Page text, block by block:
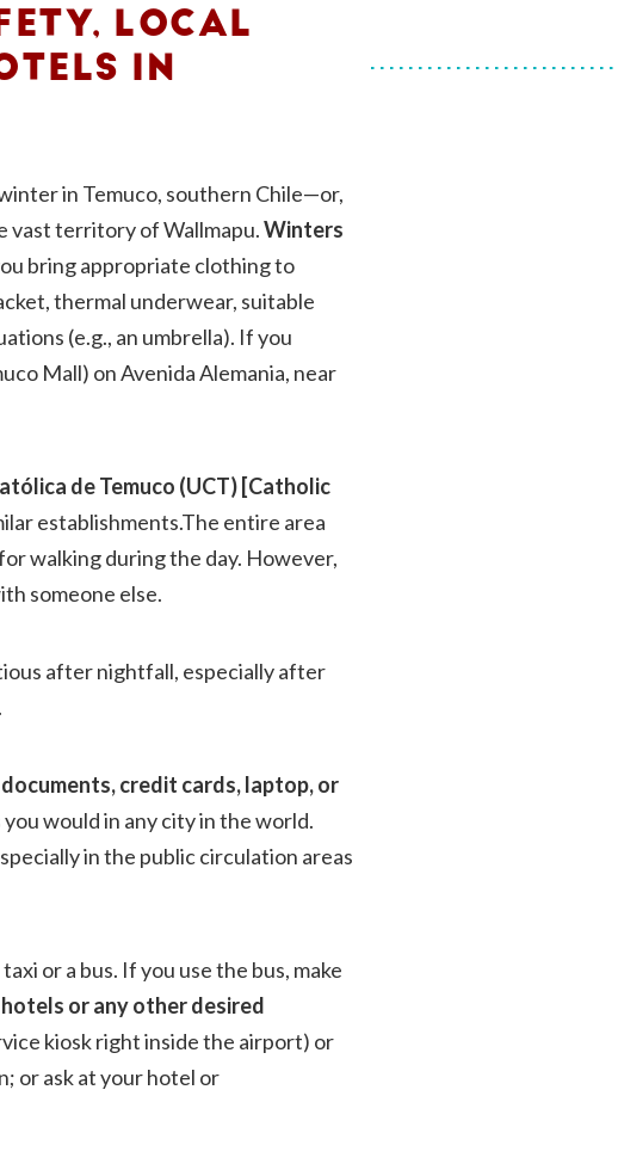
LOCAL
IN
in Temuco, southern Chile—or,
vast territory of Wallmapu.Winters
bring appropriate clothing to
thermal underwear, suitable
(e.g., an umbrella). If you
Mall) on Avenida Alemania, near
de Temuco (UCT) [Catholic
establishments.The entire area
walking during the day. However,
someone else.
after nightfall, especially after
credit cards, laptop, or
you would in any city in the world.
in the public circulation areas
or a bus. If you use the bus, make
or any other desired
kiosk right inside the airport) or
or ask at your hotel or